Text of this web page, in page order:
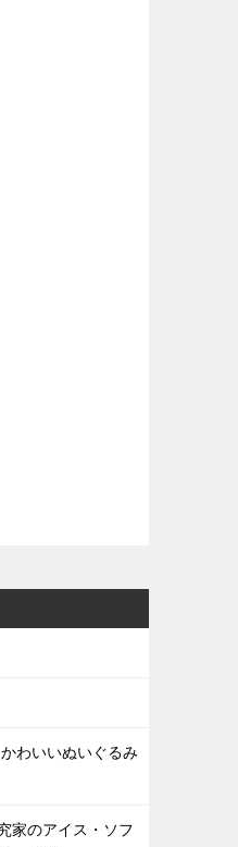
わいいぬいぐるみ
家のアイス・ソフ